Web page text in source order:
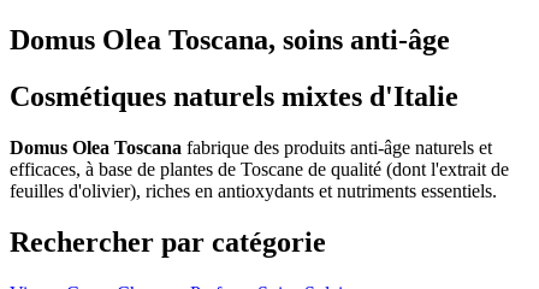
Domus Olea Toscana, soins anti-âge
Cosmétiques naturels mixtes d'Italie
Domus Olea Toscana fabrique des produits anti-âge naturels et
efficaces, à base de plantes de Toscane de qualité (dont l'extrait de
feuilles d'olivier), riches en antioxydants et nutriments essentiels.
Rechercher par catégorie